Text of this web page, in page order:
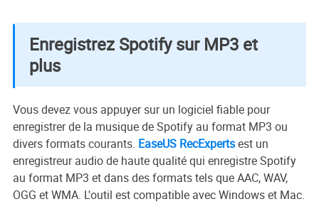
Enregistrez Spotify sur MP3 et
plus
Vous devez vous appuyer sur un logiciel fiable pour
enregistrer de la musique de Spotify au format MP3 ou
divers formats courants. EaseUS RecExpertsest un
enregistreur audio de haute qualité qui enregistre Spotify
au format MP3 et dans des formats tels que AAC, WAV,
OGG et WMA. L'outil est compatible avec Windows et Mac.